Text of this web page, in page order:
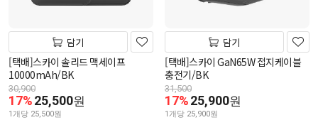
담기
[택배]스카이 솔리드 맥세이프
10000mAh/BK
30,900
17%25,500원
1개당 25,500원
담기
[택배]스카이 GaN65W 접지케이블
충전기/BK
31,500
17%25,900원
1개당 25,900원